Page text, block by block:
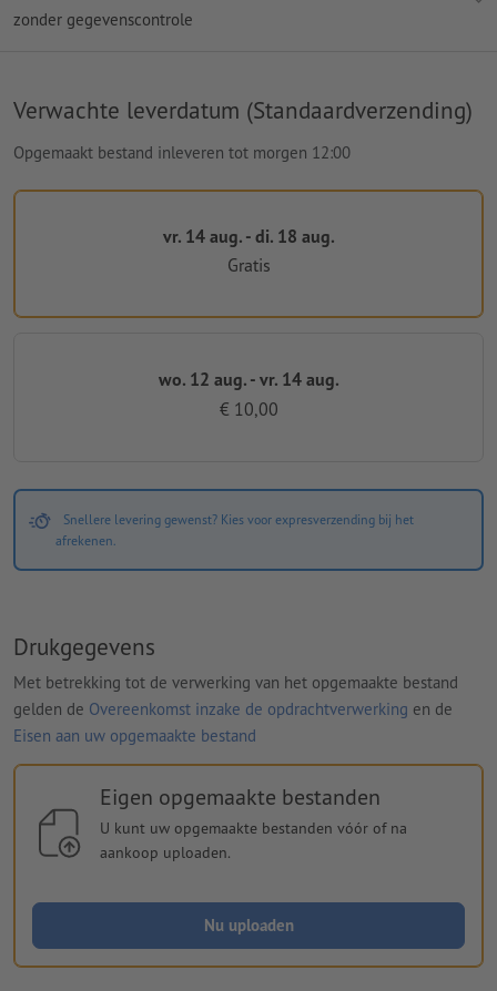
zonder gegevenscontrole
Verwachte leverdatum (Standaardverzending)
Opgemaakt bestand inleveren tot morgen 12:00
vr. 14 aug. - di. 18 aug.
Gratis
wo. 12 aug. - vr. 14 aug.
€ 10,00
Snellere levering gewenst? Kies voor expresverzending bij het
afrekenen.
Drukgegevens
Met betrekking tot de verwerking van het opgemaakte bestand
gelden de Overeenkomst inzake de opdrachtverwerking en de
Eisen aan uw opgemaakte bestand
Eigen opgemaakte bestanden
U kunt uw opgemaakte bestanden vóór of na
aankoop uploaden.
Nu uploaden